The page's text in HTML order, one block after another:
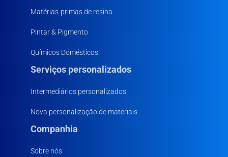
Matérias-primas de resina
Pintar & Pigmento
Químicos Domésticos
Serviços personalizados
Intermediários personalizados
Nova personalização de materiais
Companhia
Sobre nós